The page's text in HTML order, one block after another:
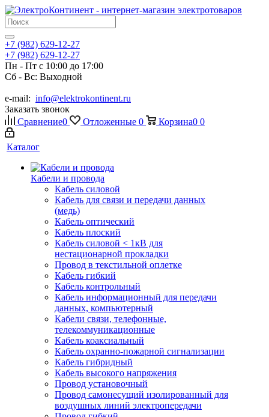
+7 (982) 629-12-27
+7 (982) 629-12-27
Пн - Пт с 10:00 до 17:00
Сб - Вс: Выходной
e-mail: info@elektrokontinent.ru
Заказать звонок
Сравнение0 Отложенные 0 Корзина0 0
Каталог
Кабели и провода
Кабель силовой
Кабель для связи и передачи данных
(медь)
Кабель оптический
Кабель плоский
Кабель силовой < 1кВ для
нестационарной прокладки
Провод в текстильной оплетке
Кабель гибкий
Кабель контрольный
Кабель информационный для передачи
данных, компьютерный
Кабели связи, телефонные,
телекоммуникационные
Кабель коаксиальный
Кабель охранно-пожарной сигнализации
Кабель гибридный
Кабель высокого напряжения
Провод установочный
Провод самонесущий изолированный для
воздушных линий электропередачи